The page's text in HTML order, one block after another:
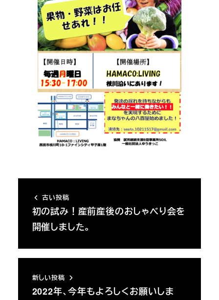
古い投稿
初の試み！産前産後のおしゃべり会を
開催しました。
新しい投稿
2022年、今年もよろしくお願いしま